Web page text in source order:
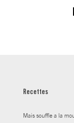
Recettes
Mais souffle a la